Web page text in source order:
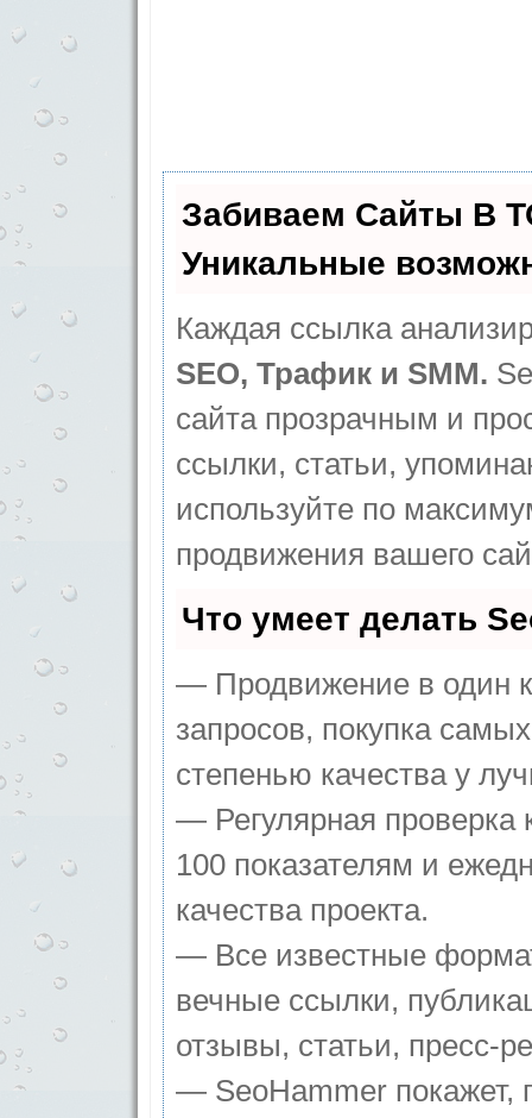
Забиваем Сайты В
Уникальные
Каждая ссылка
SEO, Трафик и SMM.
сайта прозрачным и
ссылки, статьи,
используйте по
продвижения вашего
Что умеет делать
— Продвижение в один
запросов, покупка
степенью качества у
— Регулярная проверка
100 показателям и
качества проекта.
— Все известные
вечные ссылки,
отзывы, статьи, пресс-
— SeoHammer покажет,